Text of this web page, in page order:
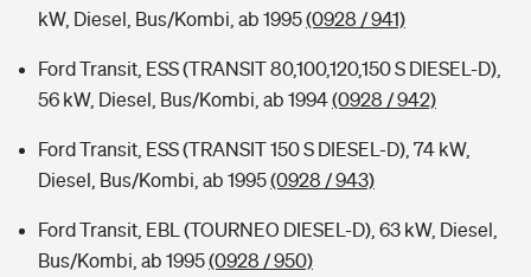
kW, Diesel, Bus/Kombi, ab 1995(0928 / 941)
Ford Transit, ESS (TRANSIT 80,100,120,150 S DIESEL-D),
56 kW, Diesel, Bus/Kombi, ab 1994(0928 / 942)
Ford Transit, ESS (TRANSIT 150 S DIESEL-D), 74 kW,
Diesel, Bus/Kombi, ab 1995(0928 / 943)
Ford Transit, EBL (TOURNEO DIESEL-D), 63 kW, Diesel,
Bus/Kombi, ab 1995(0928 / 950)